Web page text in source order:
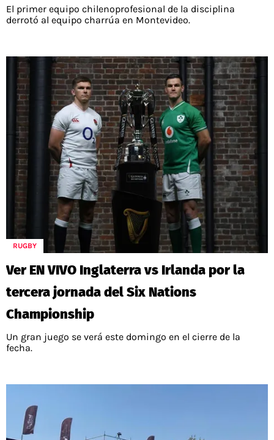
El primer equipo chilenoprofesional de la disciplina
derrotó al equipo charrúa en Montevideo.
RUGBY
Ver EN VIVO Inglaterra vs Irlanda por la
tercera jornada del Six Nations
Championship
Un gran juego se verá este domingo en el cierre de la
fecha.